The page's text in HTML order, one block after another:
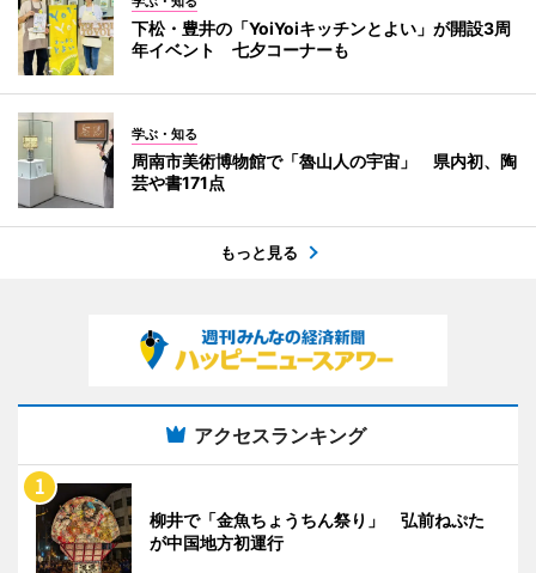
下松・豊井の「YoiYoiキッチンとよい」が開設3周
年イベント 七夕コーナーも
学ぶ・知る
周南市美術博物館で「魯山人の宇宙」 県内初、陶
芸や書171点
もっと見る
アクセスランキング
柳井で「金魚ちょうちん祭り」 弘前ねぷた
が中国地方初運行